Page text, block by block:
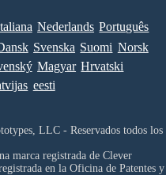
Nederlands Português
Svenska Suomi Norsk
Magyar Hrvatski
eesti
LLC - Reservados todos los
marca registrada de Clever
en la Oficina de Patentes y